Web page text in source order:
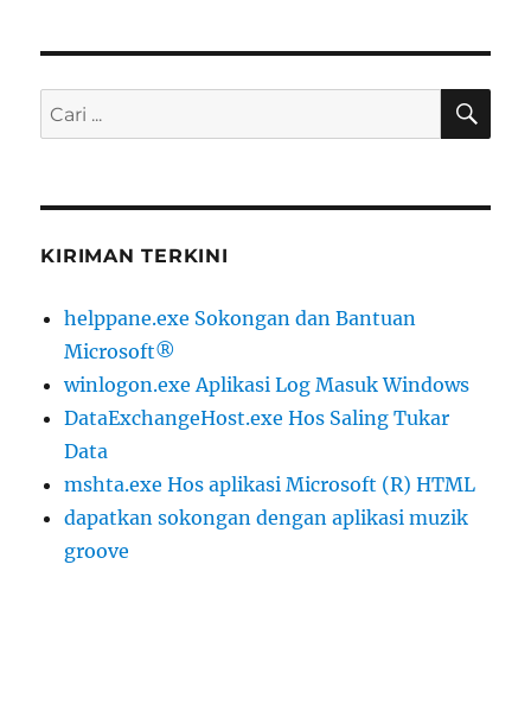
Carian
untuk:
KIRIMAN TERKINI
helppane.exe Sokongan dan Bantuan
Microsoft®
winlogon.exe Aplikasi Log Masuk Windows
DataExchangeHost.exe Hos Saling Tukar
Data
mshta.exe Hos aplikasi Microsoft (R) HTML
dapatkan sokongan dengan aplikasi muzik
groove